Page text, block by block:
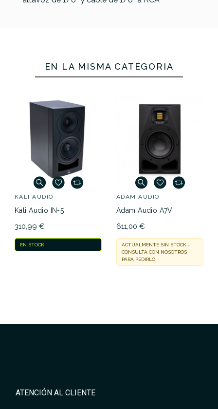
EN LA MISMA CATEGORÍA
KALI AUDIO
Kali Audio IN-5
310,99 €
EN STOCK
ADAM AUDIO
Adam Audio A7V
611,00 €
ACTUALMENTE SIN STOCK -
CONSULTA CON NOSOTROS
PARA PEDIRLO
ATENCIÓN AL CLIENTE